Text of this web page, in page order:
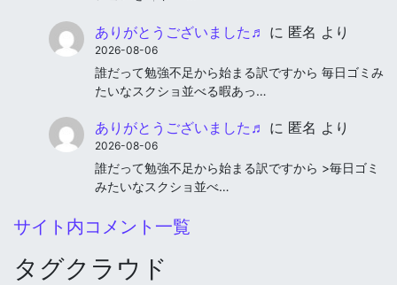
ありがとうございました♬ に 匿名 より
2026-08-06
誰だって勉強不足から始まる訳ですから 毎日ゴミみ
たいなスクショ並べる暇あっ…
ありがとうございました♬ に 匿名 より
2026-08-06
誰だって勉強不足から始まる訳ですから >毎日ゴミ
みたいなスクショ並べ…
サイト内コメント一覧
タグクラウド